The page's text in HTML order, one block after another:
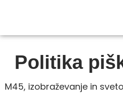
Politika
M45, izobraževanje in